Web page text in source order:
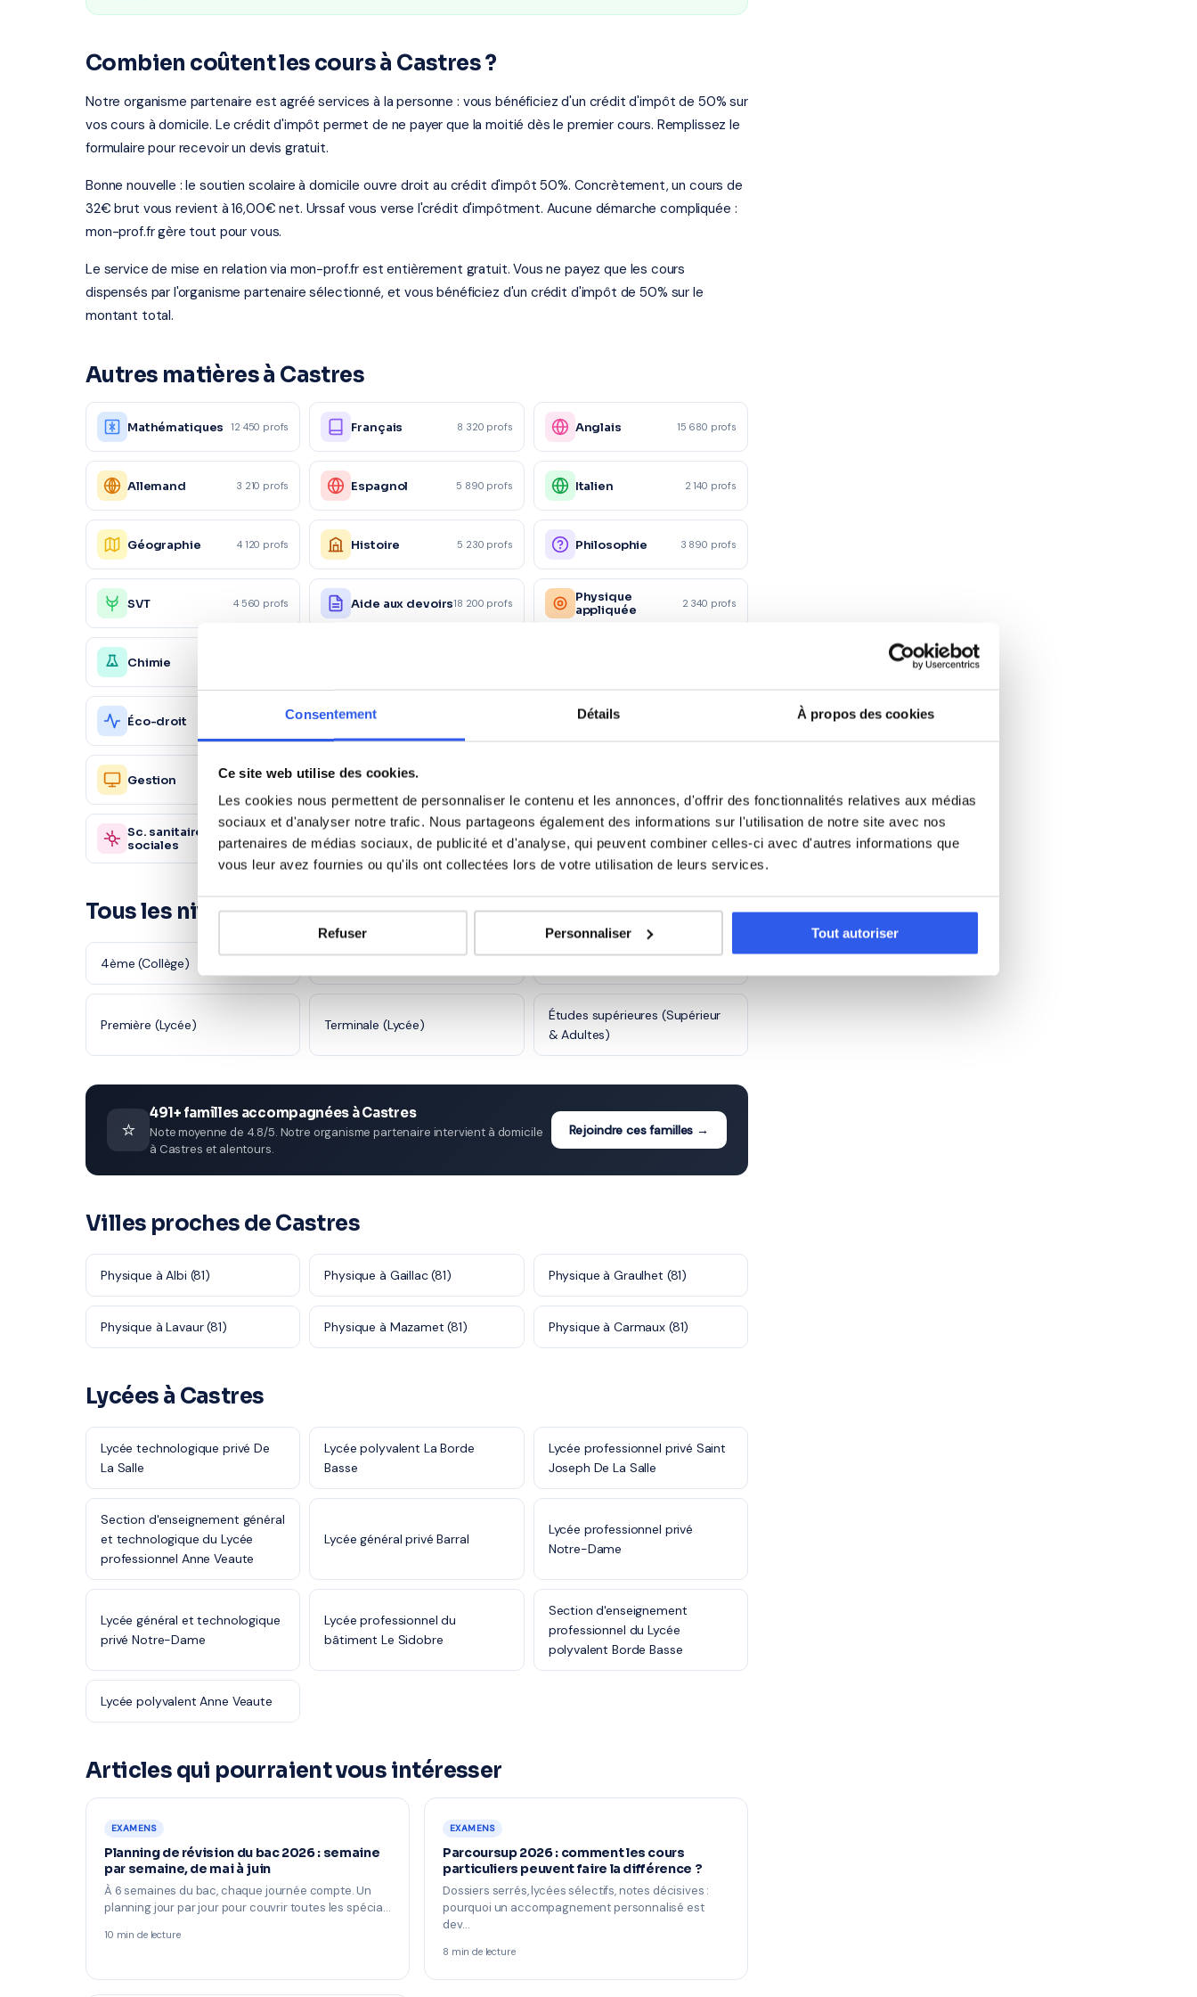
Consentement Détails À propos des cookies
Ce site web utilise des cookies.
Les cookies nous permettent de personnaliser le contenu et les annonces, d'offrir des fonctionnalités relatives aux médias
sociaux et d'analyser notre trafic. Nous partageons également des informations sur l'utilisation de notre site avec nos
partenaires de médias sociaux, de publicité et d'analyse, qui peuvent combiner celles-ci avec d'autres informations que
vous leur avez fournies ou qu'ils ont collectées lors de votre utilisation de leurs services.
Refuser Personnaliser Tout autoriser
Combien coûtent les cours à Castres ?
Notre organisme partenaire est agréé services à la personne : vous bénéficiez d'un crédit d'impôt de 50% sur
vos cours à domicile. Le crédit d'impôt permet de ne payer que la moitié dès le premier cours. Remplissez le
formulaire pour recevoir un devis gratuit.
Bonne nouvelle : le soutien scolaire à domicile ouvre droit au crédit d'impôt 50%. Concrètement, un cours de
32€ brut vous revient à 16,00€ net. Urssaf vous verse l'crédit d'impôtment. Aucune démarche compliquée :
mon-prof.fr gère tout pour vous.
Le service de mise en relation via mon-prof.fr est entièrement gratuit. Vous ne payez que les cours
dispensés par l'organisme partenaire sélectionné, et vous bénéficiez d'un crédit d'impôt de 50% sur le
montant total.
Autres matières à Castres
Mathématiques 12 450 profs Français 8 320 profs Anglais 15 680 profs
Allemand 3 210 profs Espagnol 5 890 profs Italien 2 140 profs
Géographie 4 120 profs Histoire 5 230 profs Philosophie 3 890 profs
SVT 4 560 profs Aide aux devoirs18 200 profs
Physique
appliquée
2 340 profs
Chimie
Éco-droit 1 560 profs
Action
Marketing/Mercatique
Gestion 2 450 profs
Ressources
Sc. sanitaires et
sociales
870 profs Autre 5 600 profs
Tous les niveaux en Physique à Castres
4ème (Collège)
Première (Lycée) Terminale (Lycée)
Études supérieures (Supérieur
& Adultes)
⭐
491+ familles accompagnées à Castres
Note moyenne de 4.8/5. Notre organisme partenaire intervient à domicile
à Castres et alentours.
Rejoindre ces familles →
Villes proches de Castres
Physique à Albi (81) Physique à Gaillac (81) Physique à Graulhet (81)
Physique à Lavaur (81) Physique à Mazamet (81) Physique à Carmaux (81)
Lycées à Castres
Lycée technologique privé De
La Salle
Lycée polyvalent La Borde
Basse
Lycée professionnel privé Saint
Joseph De La Salle
Section d'enseignement général
et technologique du Lycée
professionnel Anne Veaute
Lycée général privé Barral
Lycée professionnel privé
Notre-Dame
Lycée général et technologique
privé Notre-Dame
Lycée professionnel du
bâtiment Le Sidobre
Section d'enseignement
professionnel du Lycée
polyvalent Borde Basse
Lycée polyvalent Anne Veaute
Articles qui pourraient vous intéresser
EXAMENS
Planning de révision du bac 2026 : semaine
par semaine, de mai à juin
À 6 semaines du bac, chaque journée compte. Un
planning jour par jour pour couvrir toutes les spécia…
10 min de lecture
EXAMENS
Parcoursup 2026 : comment les cours
particuliers peuvent faire la différence ?
Dossiers serrés, lycées sélectifs, notes décisives :
pourquoi un accompagnement personnalisé est
dev…
8 min de lecture